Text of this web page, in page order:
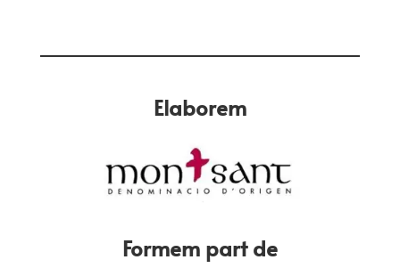
Elaborem
Formem part de